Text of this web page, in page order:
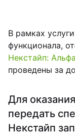
В рамках
функционала,
Некстайп: Альфа
проведены за
Для
передать
Некстайп